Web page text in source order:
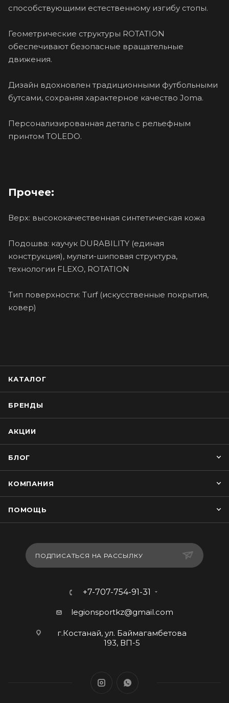
способствующими естественному изгибу стопы.
Геометрические структуры ROTATION
обеспечивают безопасные вращательные
движения.
Дизайн вдохновлен традиционными футбольными
бутсами, сохраняя характерное качество Joma.
Персонализированная деталь с рельефным
принтом TOLEDO.
Прочее:
Верх: высококачественная синтетическая кожа
Подошва: каучук DURABILITY (единая
конструкция), мульти-шиповая структура,
технологии FLEXO, ROTATION
Тип поверхности: Turf (искусственные покрытия,
ковер)
КАТАЛОГ
БРЕНДЫ
АКЦИИ
БЛОГ
КОМПАНИЯ
ПОМОЩЬ
ПОДПИСАТЬСЯ НА РАССЫЛКУ
+7-707-754-91-31
legionsportkz@gmail.com
г.Костанай, ул. Баймагамбетова
193, ВП-5